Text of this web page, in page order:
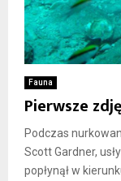
Fauna
Pierwsze
Podczas
Scott Gardner,
popłynął w